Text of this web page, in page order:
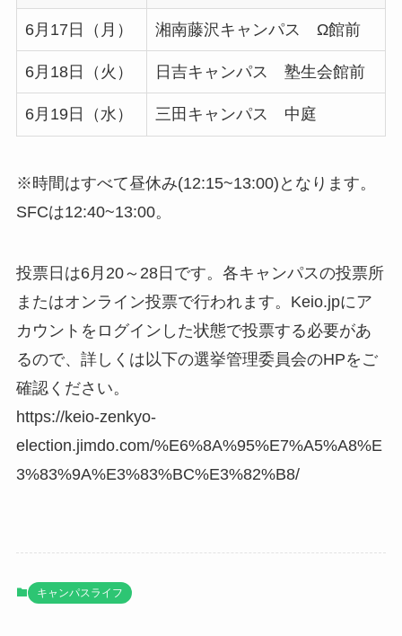
6月17日（月） 湘南藤沢キャンパス Ω館前
6月18日（火） 日吉キャンパス 塾生会館前
6月19日（水） 三田キャンパス 中庭
※時間はすべて昼休み(12:15~13:00)となります。
SFCは12:40~13:00。
投票日は6月20～28日です。各キャンパスの投票所
またはオンライン投票で行われます。Keio.jpにア
カウントをログインした状態で投票する必要があ
るので、詳しくは以下の選挙管理委員会のHPをご
確認ください。
https://keio-zenkyo-
election.jimdo.com/%E6%8A%95%E7%A5%A8%E
3%83%9A%E3%83%BC%E3%82%B8/
キャンパスライフ